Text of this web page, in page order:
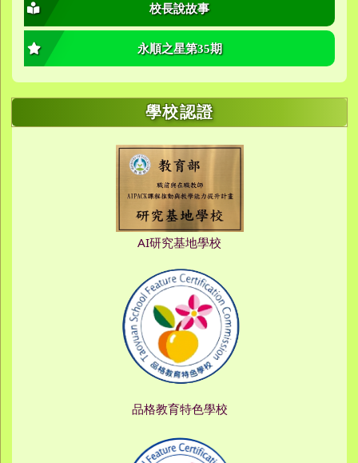
校長說故事
永順之星第35期
學校認證
AI研究基地學校
品格教育特色學校